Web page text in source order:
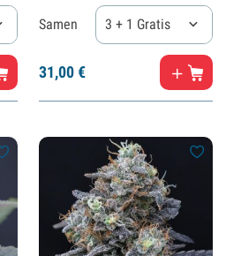
Samen 3 + 1 Gratis
31,00€